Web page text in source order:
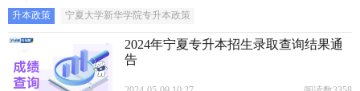
升本政策 宁夏大学新华学院专升本政策
2024年宁夏专升本招生录取查询结果通
告